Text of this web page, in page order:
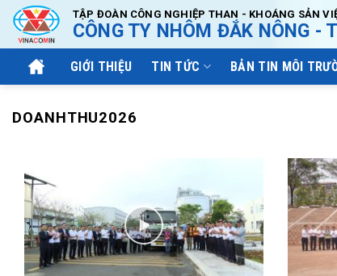
Bỏ
qua
nội
dung
TẬP ĐOÀN CÔNG NGHIỆP THAN - KHOÁNG SẢN
CÔNG TY NHÔM ĐẮK NÔNG -
GIỚI THIỆU TIN TỨC BẢN TIN MÔI
DOANHTHU2026